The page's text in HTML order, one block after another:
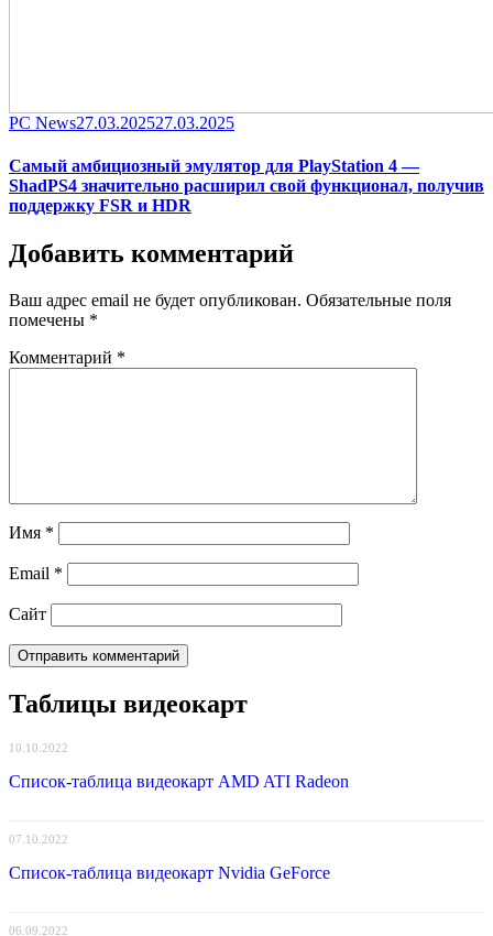
Category
PC NewsPosted
27.03.202527.03.2025
Самый амбициозный эмулятор для PlayStation 4 —
ShadPS4 значительно расширил свой функционал, получив
поддержку FSR и HDR
Добавить комментарий
Ваш адрес email не будет опубликован. Обязательные поля
помечены *
Комментарий *
Имя *
Email *
Сайт
Таблицы видеокарт
10.10.2022
Список-таблица видеокарт AMD ATI Radeon
07.10.2022
Список-таблица видеокарт Nvidia GeForce
06.09.2022